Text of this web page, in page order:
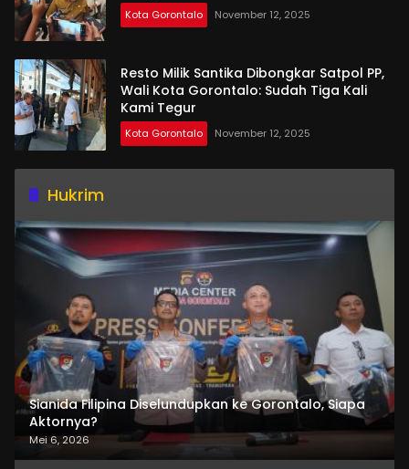
Kota Gorontalo November 12, 2025
Resto Milik Santika Dibongkar Satpol PP,
Wali Kota Gorontalo: Sudah Tiga Kali
Kami Tegur
Kota Gorontalo November 12, 2025
Hukrim
Sianida Filipina Diselundupkan ke Gorontalo, Siapa
Aktornya?
Mei 6, 2026